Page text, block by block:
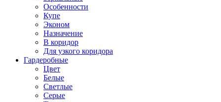
Особенности
Купе
Эконом
Назначение
В коридор
Для узкого коридора
Гардеробные
Цвет
Белые
Светлые
Серые